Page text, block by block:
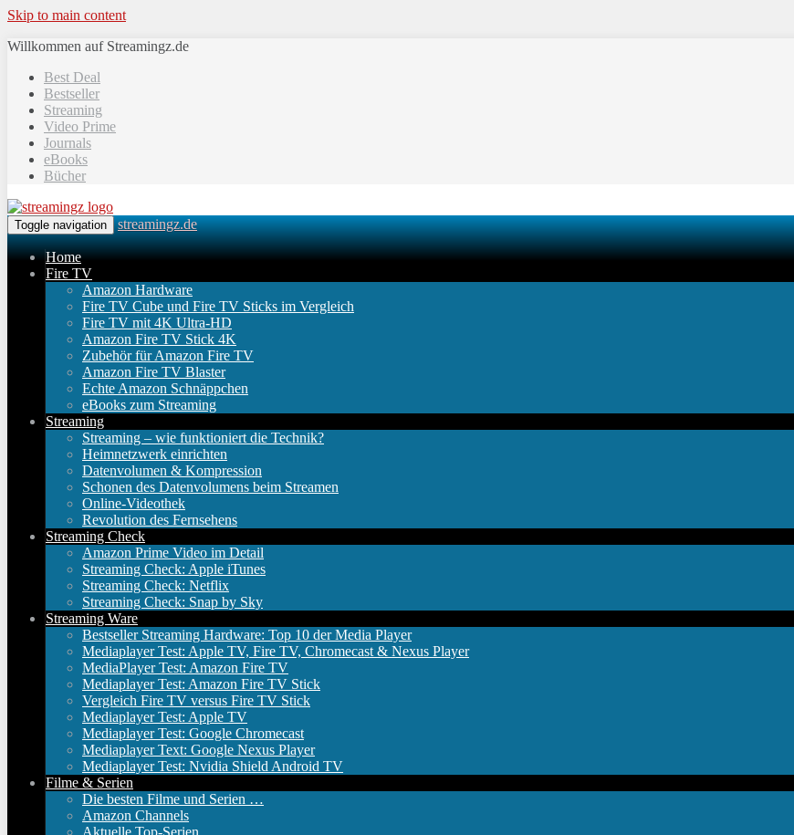
Skip to main content
Willkommen auf Streamingz.de
Best Deal
Bestseller
Streaming
Video Prime
Journals
eBooks
Bücher
Toggle navigation streamingz.de
Home
Fire TV
Amazon Hardware
Fire TV Cube und Fire TV Sticks im Vergleich
Fire TV mit 4K Ultra-HD
Amazon Fire TV Stick 4K
Zubehör für Amazon Fire TV
Amazon Fire TV Blaster
Echte Amazon Schnäppchen
eBooks zum Streaming
Streaming
Streaming – wie funktioniert die Technik?
Heimnetzwerk einrichten
Datenvolumen & Kompression
Schonen des Datenvolumens beim Streamen
Online-Videothek
Revolution des Fernsehens
Streaming Check
Amazon Prime Video im Detail
Streaming Check: Apple iTunes
Streaming Check: Netflix
Streaming Check: Snap by Sky
Streaming Ware
Bestseller Streaming Hardware: Top 10 der Media Player
Mediaplayer Test: Apple TV, Fire TV, Chromecast & Nexus Player
MediaPlayer Test: Amazon Fire TV
Mediaplayer Test: Amazon Fire TV Stick
Vergleich Fire TV versus Fire TV Stick
Mediaplayer Test: Apple TV
Mediaplayer Test: Google Chromecast
Mediaplayer Text: Google Nexus Player
Mediaplayer Test: Nvidia Shield Android TV
Filme & Serien
Die besten Filme und Serien …
Amazon Channels
Aktuelle Top-Serien